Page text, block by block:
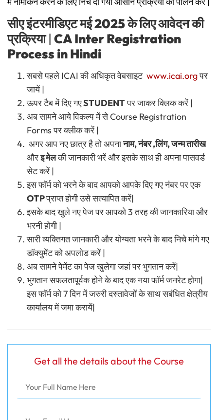
सीए इंटरमीडिएट मई 2025 के लिए आवेदन की
प्रक्रिया| CA Inter Registration
Process in Hindi
सबसे पहले ICAI की अधिकृत वेबसाइट www.icai.orgपर
जायें |
ऊपर टैब में दिए गएSTUDENTपर जाकर क्लिक करें |
अब सामने आये विकल्प में से Course Registration
Forms पर क्लीक करें |
अगर आप नए छात्र है तो अपनानाम, नंबर ,लिंग, जन्म तारीख
औरइ मेलकी जानकारी भरें और इसके साथ ही अपना पासवर्ड
सेट करें |
इस फॉर्म को भरने के बाद आपको आपके दिए गए नंबर पर एक
OTPप्राप्त होगी उसे सत्यापित करें|
इसके बाद खुले नए पेज पर आपको 3 तरह की जानकारिया और
भरनी होगी |
सारी व्यक्तिगत जानकारी और योग्यता भरने के बाद निचे मांगे गए
डॉक्युमेंट को अपलोड करें |
अब सामने पेमेंट का पेज खुलेगा जहां पर भुगतान करें|
भुगतान सफलतापूर्वक होने के बाद एक नया फॉर्म जनरेट होगा|
इस फॉर्म को 7 दिन में जरुरी दस्तावेजों के साथ सबंधित क्षेत्रीय
कार्यालय में जमा करायें|
Get all the details about the Course